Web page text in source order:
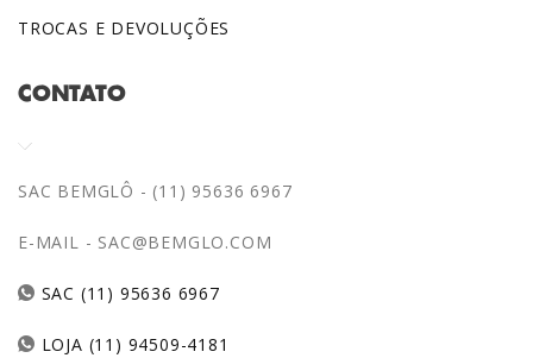
TROCAS E DEVOLUÇÕES
CONTATO
SAC BEMGLÔ - (11) 95636 6967
E-MAIL - SAC@BEMGLO.COM
SAC (11) 95636 6967
LOJA (11) 94509-4181